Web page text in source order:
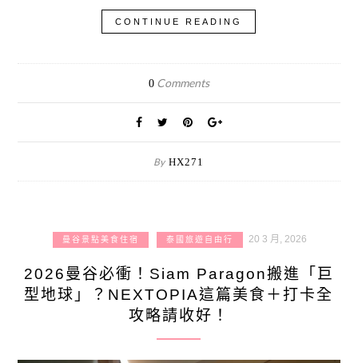
CONTINUE READING
0Comments
By HX271
曼谷景點美食住宿 泰國旅遊自由行 20 3 月, 2026
2026曼谷必衝！Siam Paragon搬進「巨
型地球」？NEXTOPIA這篇美食＋打卡全
攻略請收好！